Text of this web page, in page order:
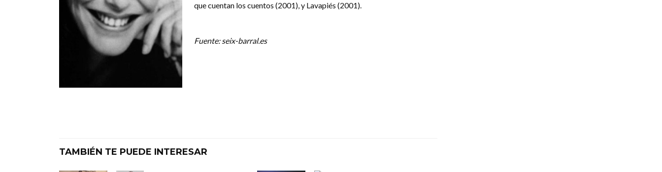
que cuentan los cuentos (2001), y Lavapiés (2001).
Fuente: seix-barral.es
TAMBIÉN TE PUEDE INTERESAR